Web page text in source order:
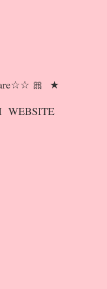
🎀 ★
WEBSITE